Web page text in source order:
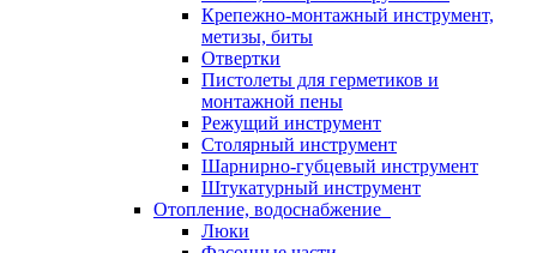
Крепежно-монтажный инструмент,
метизы, биты
Отвертки
Пистолеты для герметиков и
монтажной пены
Режущий инструмент
Столярный инструмент
Шарнирно-губцевый инструмент
Штукатурный инструмент
Отопление, водоснабжение
Люки